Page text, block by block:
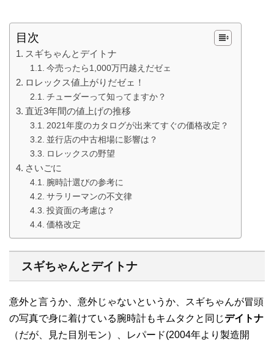
目次
スギちゃんとデイトナ
今売ったら1,000万円越えだゼェ
ロレックス値上がりだゼェ！
チューダーって知ってますか？
直近3年間の値上げの推移
2021年度のカタログが出来てすぐの価格改定？
並行店の中古相場に影響は？
ロレックスの野望
さいごに
腕時計選びの参考に
サラリーマンの不文律
投資面の考慮は？
価格改定
スギちゃんとデイトナ
意外と言うか、意外じゃないというか、スギちゃんが冒頭
の写真で身に着けている腕時計もキムタクと同じデイトナ
（だが、見た目別モン）、レパード(2004年より製造開